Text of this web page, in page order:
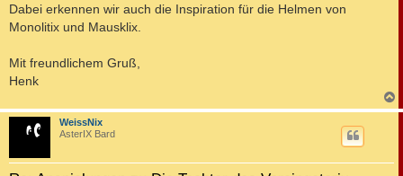
Dabei erkennen wir auch die Inspiration für die Helmen von
Monolitix und Mausklix.
Mit freundlichem Gruß,
Henk
a
WeissNix
AsterIX Bard